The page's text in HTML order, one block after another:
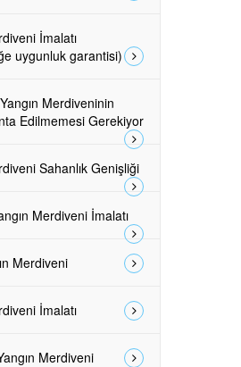
İmalatı
uygunluk garantisi)
Merdiveninin
Edilmemesi Gerekiyor
Sahanlık Genişliği
Merdiveni İmalatı
Merdiveni
İmalatı
Merdiveni